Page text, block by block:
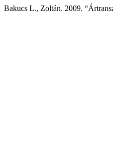
Bakucs L., Zoltán. 2009.